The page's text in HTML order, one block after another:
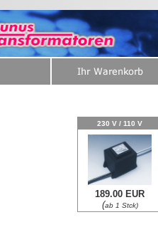
230 V / 110 V
189.00 EUR
(ab 1 Stck)